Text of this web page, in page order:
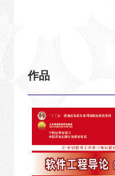
作品